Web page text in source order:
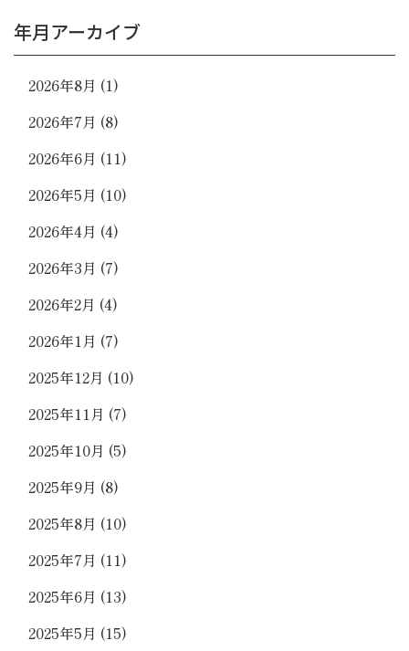
年月アーカイブ
2026年8月 (1)
2026年7月 (8)
2026年6月 (11)
2026年5月 (10)
2026年4月 (4)
2026年3月 (7)
2026年2月 (4)
2026年1月 (7)
2025年12月 (10)
2025年11月 (7)
2025年10月 (5)
2025年9月 (8)
2025年8月 (10)
2025年7月 (11)
2025年6月 (13)
2025年5月 (15)